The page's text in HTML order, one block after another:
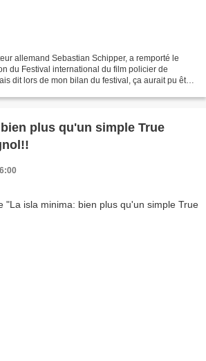
allemand Sebastian Schipper, a remporté le
du Festival international du film policier de
dit lors de mon bilan du festival, ça aurait pu être
plus qu'un simple True